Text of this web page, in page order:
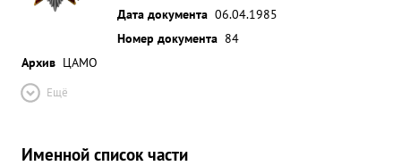
Дата документа 06.04.1985
Номер документа 84
Архив ЦАМО
Ещё
Именной список части